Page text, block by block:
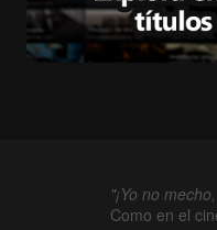
"¡Yo no
Como en el